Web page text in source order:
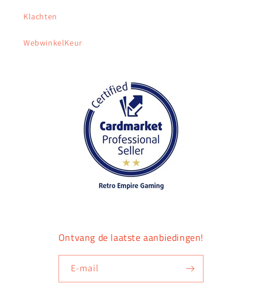
Klachten
WebwinkelKeur
Ontvang de laatste aanbiedingen!
E‑mail